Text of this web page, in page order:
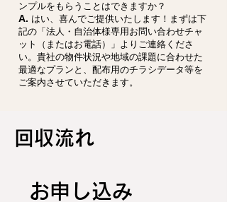
ンプルをもらうことはできますか？
A. はい、喜んでご提供いたします！まずは下
記の「法人・自治体様専用お問い合わせチャ
ット（またはお電話）」よりご連絡くださ
い。貴社の物件状況や地域の課題に合わせた
最適なプランと、配布用のチラシデータ等を
ご案内させていただきます。
回収流れ
お申し込み